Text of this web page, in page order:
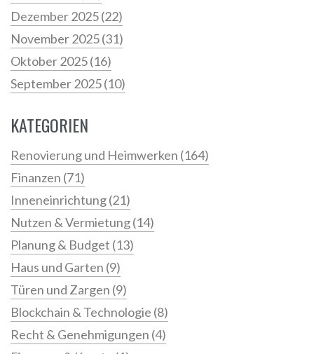
Dezember 2025(22)
November 2025(31)
Oktober 2025(16)
September 2025(10)
KATEGORIEN
Renovierung und Heimwerken (164)
Finanzen (71)
Inneneinrichtung(21)
Nutzen & Vermietung(14)
Planung & Budget (13)
Haus und Garten (9)
Türen und Zargen (9)
Blockchain & Technologie (8)
Recht & Genehmigungen (4)